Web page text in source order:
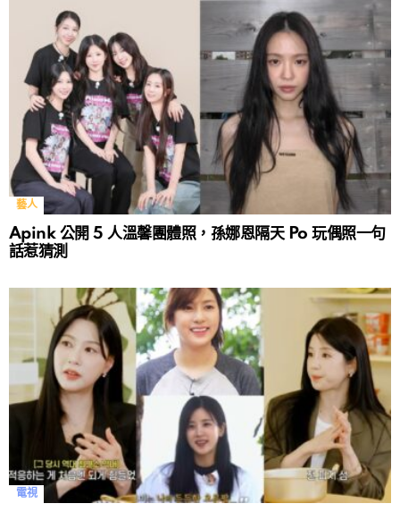
藝人
Apink 公開 5 人溫馨團體照，孫娜恩隔天 Po 玩偶照一句
話惹猜測
電視